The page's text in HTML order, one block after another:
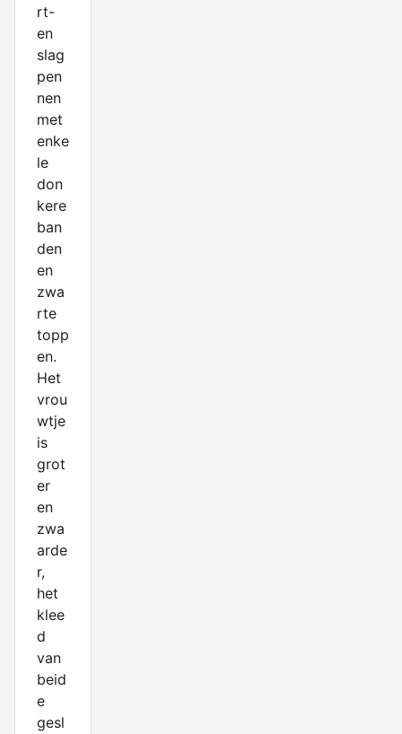
rt-
en
slag
pen
nen
met
enke
le
don
kere
ban
den
en
zwa
rte
topp
en.
Het
vrou
wtje
is
grot
er
en
zwa
arde
r,
het
klee
d
van
beid
e
gesl